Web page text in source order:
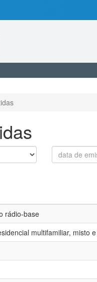
rádio-base
multifamiliar, misto